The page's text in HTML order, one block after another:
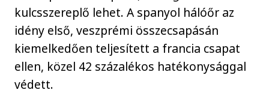
kulcsszereplő lehet. A spanyol hálóőr az
idény első, veszprémi összecsapásán
kiemelkedően teljesített a francia csapat
ellen, közel 42 százalékos hatékonysággal
védett.